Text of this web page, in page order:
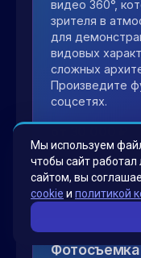
видео 360°,
зрителя в
для
видовых
сложных
Произведите
соцсетях.
Подробнее
Фотосъемка
Мы используем
чтобы сайт
сайтом, вы
cookie и политикой